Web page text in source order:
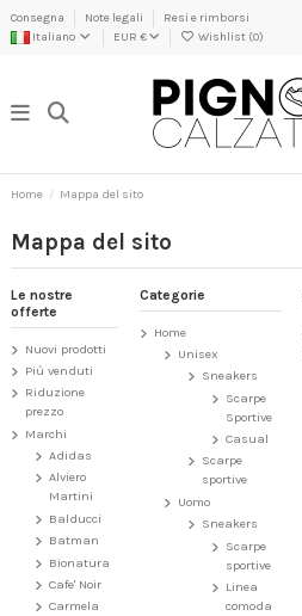
Consegna Note legali
Resi e rimborsi
Italiano
EUR € Wishlist (0)
Home Mappa del sito
Mappa del sito
Le nostre
offerte
Nuovi prodotti
Più venduti
Riduzione
prezzo
Marchi
Adidas
Alviero
Martini
Balducci
Batman
Bionatura
Cafe' Noir
Carmela
Categorie
Home
Unisex
Sneakers
Scarpe
Sportive
Casual
Scarpe
sportive
Uomo
Sneakers
Scarpe
sportive
Linea
comoda